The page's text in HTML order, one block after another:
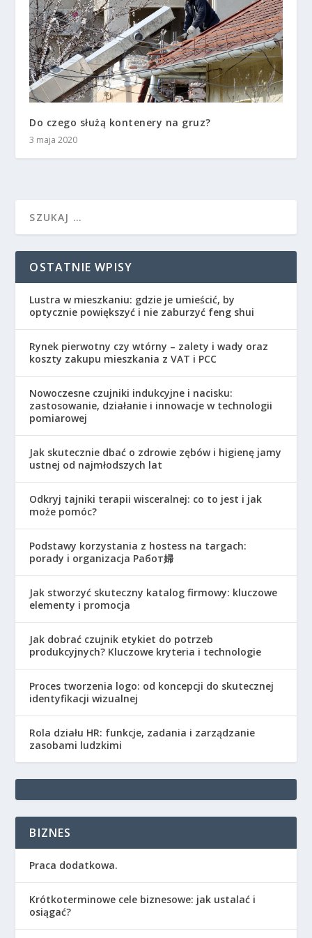
Do czego służą kontenery na gruz?
3 maja 2020
OSTATNIE WPISY
Lustra w mieszkaniu: gdzie je umieścić, by
optycznie powiększyć i nie zaburzyć feng shui
Rynek pierwotny czy wtórny – zalety i wady oraz
koszty zakupu mieszkania z VAT i PCC
Nowoczesne czujniki indukcyjne i nacisku:
zastosowanie, działanie i innowacje w technologii
pomiarowej
Jak skutecznie dbać o zdrowie zębów i higienę jamy
ustnej od najmłodszych lat
Odkryj tajniki terapii wisceralnej: co to jest i jak
może pomóc?
Podstawy korzystania z hostess na targach:
porady i organizacja Работ婦
Jak stworzyć skuteczny katalog firmowy: kluczowe
elementy i promocja
Jak dobrać czujnik etykiet do potrzeb
produkcyjnych? Kluczowe kryteria i technologie
Proces tworzenia logo: od koncepcji do skutecznej
identyfikacji wizualnej
Rola działu HR: funkcje, zadania i zarządzanie
zasobami ludzkimi
BIZNES
Praca dodatkowa.
Krótkoterminowe cele biznesowe: jak ustalać i
osiągać?